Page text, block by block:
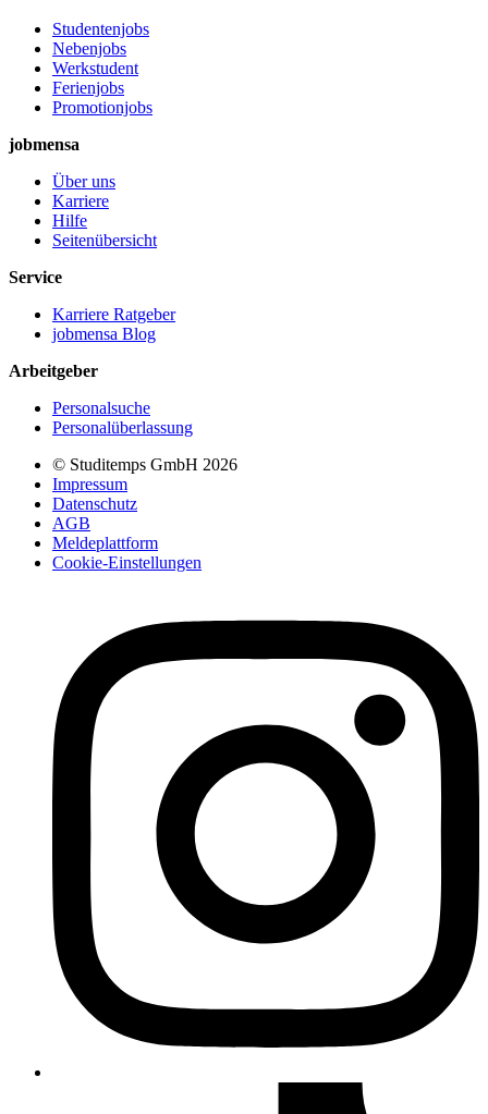
Studentenjobs
Nebenjobs
Werkstudent
Ferienjobs
Promotionjobs
jobmensa
Über uns
Karriere
Hilfe
Seitenübersicht
Service
Karriere Ratgeber
jobmensa Blog
Arbeitgeber
Personalsuche
Personalüberlassung
© Studitemps GmbH 2026
Impressum
Datenschutz
AGB
Meldeplattform
Cookie-Einstellungen